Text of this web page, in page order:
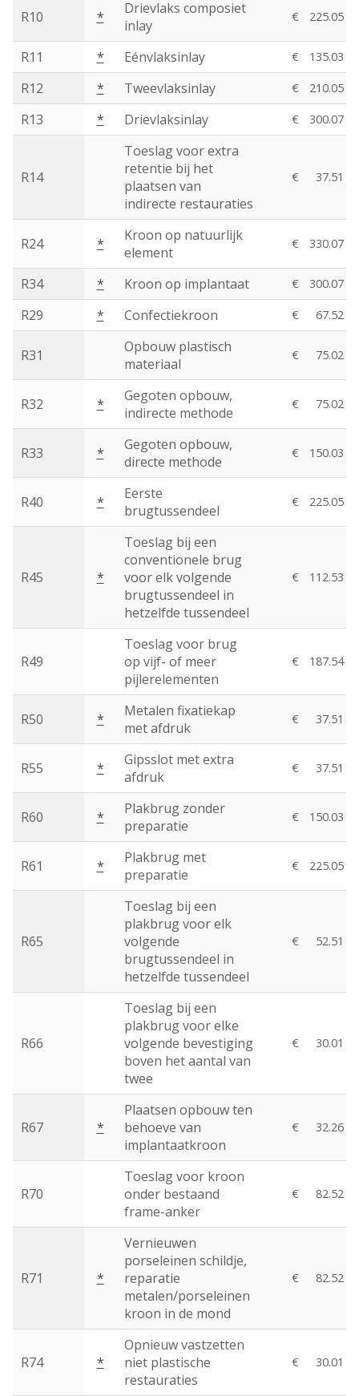
R10 *
Drievlaks composiet
inlay
€ 225.05
R11 * Eénvlaksinlay € 135.03
R12 * Tweevlaksinlay € 210.05
R13 * Drievlaksinlay € 300.07
R14
Toeslag voor extra
retentie bij het
plaatsen van
indirecte restauraties
€ 37.51
R24 *
Kroon op natuurlijk
element
€ 330.07
R34 * Kroon op implantaat € 300.07
R29 * Confectiekroon € 67.52
R31
Opbouw plastisch
materiaal
€ 75.02
R32 *
Gegoten opbouw,
indirecte methode
€ 75.02
R33 *
Gegoten opbouw,
directe methode
€ 150.03
R40 *
Eerste
brugtussendeel
€ 225.05
R45 *
Toeslag bij een
conventionele brug
voor elk volgende
brugtussendeel in
hetzelfde tussendeel
€ 112.53
R49
Toeslag voor brug
op vijf- of meer
pijlerelementen
€ 187.54
R50 *
Metalen fixatiekap
met afdruk
€ 37.51
R55 *
Gipsslot met extra
afdruk
€ 37.51
R60 *
Plakbrug zonder
preparatie
€ 150.03
R61 *
Plakbrug met
preparatie
€ 225.05
R65
Toeslag bij een
plakbrug voor elk
volgende
brugtussendeel in
hetzelfde tussendeel
€ 52.51
R66
Toeslag bij een
plakbrug voor elke
volgende bevestiging
boven het aantal van
twee
€ 30.01
R67 *
Plaatsen opbouw ten
behoeve van
implantaatkroon
€ 32.26
R70
Toeslag voor kroon
onder bestaand
frame-anker
€ 82.52
R71 *
Vernieuwen
porseleinen schildje,
reparatie
metalen/porseleinen
kroon in de mond
€ 82.52
R74 *
Opnieuw vastzetten
niet plastische
restauraties
€ 30.01